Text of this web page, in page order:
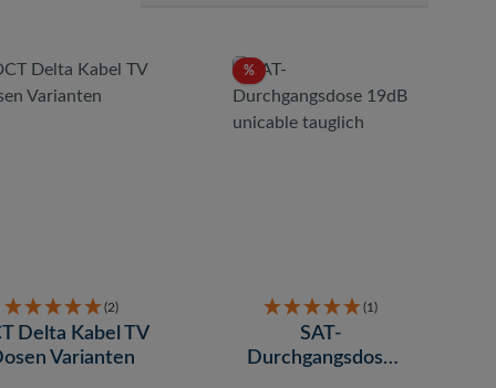
(2)
Delta Kabel TV
Varianten
%Rabatt
(1)
SAT-
Durchgangsdose